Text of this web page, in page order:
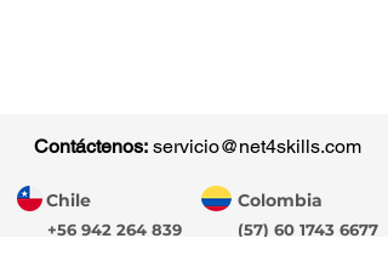
Contáctenos: servicio@net4skills.com
Chile
+56 942 264 839
Colombia
(57) 60 1743 6677